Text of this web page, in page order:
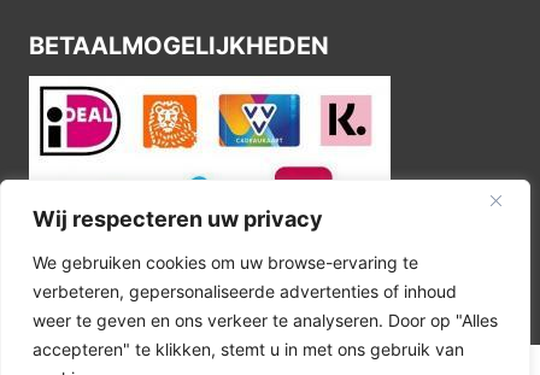
Wij respecteren uw privacy
We gebruiken cookies om uw browse-ervaring te
verbeteren, gepersonaliseerde advertenties of inhoud
weer te geven en ons verkeer te analyseren. Door op "Alles
accepteren" te klikken, stemt u in met ons gebruik van
BETAALMOGELIJKHEDEN